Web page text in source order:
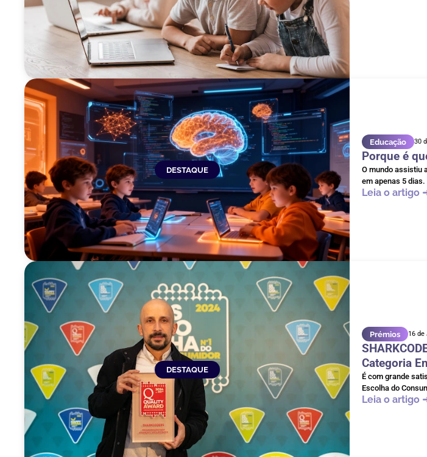
DESTAQUE
Educação 30
Porque é
O mundo assistiu
em apenas 5 dias.
Leia o artigo
DESTAQUE
Prémios 16 de
Categoria
É com grande
Escolha do
Leia o artigo